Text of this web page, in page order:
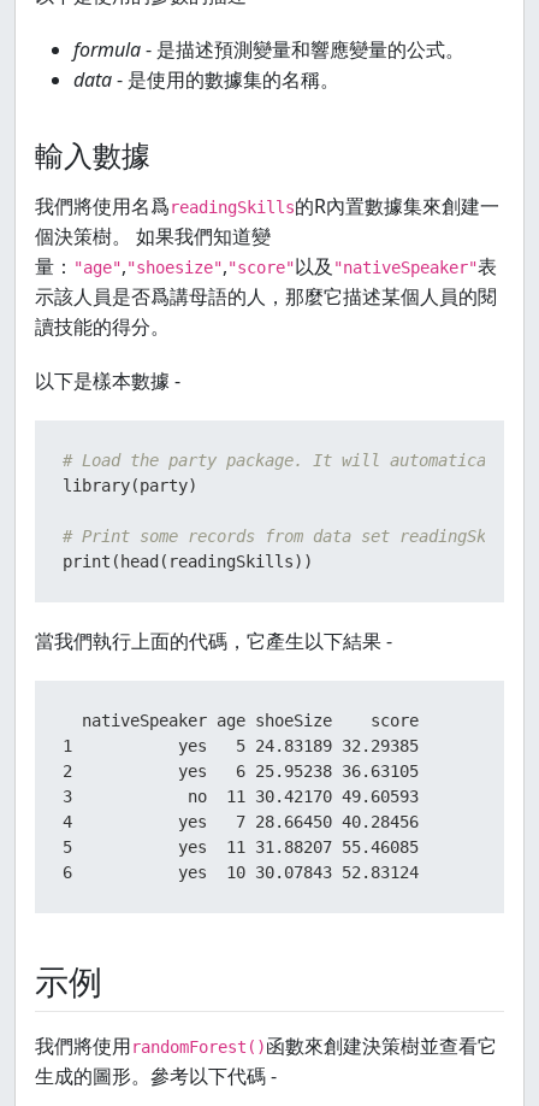
formula- 是描述預測變量和響應變量的公式。
data- 是使用的數據集的名稱。
輸入數據
我們將使用名爲readingSkills的R內置數據集來創建一
個決策樹。 如果我們知道變
量： "age","shoesize","score"以及 "nativeSpeaker"表
示該人員是否爲講母語的人，那麼它描述某個人員的閱
讀技能的得分。
以下是樣本數據 -
# Load the party package. It will automatically
library(party)
# Print some records from data set readingSkills.
print ( head ( readingSkills) )
當我們執行上面的代碼，它產生以下結果 -
  nativeSpeaker age shoeSize    score
1           yes   5 24.83189 32.29385
2           yes   6 25.95238 36.63105
3            no  11 30.42170 49.60593
4           yes   7 28.66450 40.28456
5           yes  11 31.88207 55.46085
6           yes  10 30.07843 52.83124
示例
我們將使用randomForest()函數來創建決策樹並查看它
生成的圖形。參考以下代碼 -